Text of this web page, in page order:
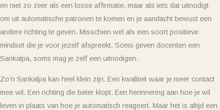
en niet zo zeer als een losse affirmatie, maar als iets dat uitnodigt
om uit automatische patronen te komen en je aandacht bewust een
andere richting te geven. Misschien wel als een soort positieve
mindset die je voor jezelf afspreekt. Soms geven docenten een
Sankalpa, soms mag je zelf een uitnodigen.
Zo’n Sankalpa kan heel klein zijn. Een kwaliteit waar je meer contact
mee wil. Een richting die beter klopt. Een herinnering aan hoe je wil
leven in plaats van hoe je automatisch reageert. Maar het is altijd een